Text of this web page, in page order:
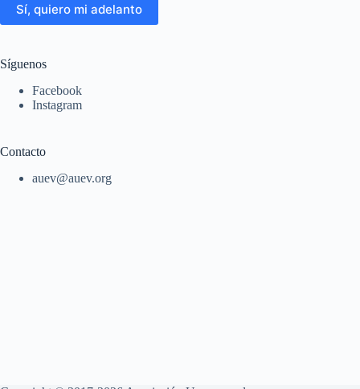
Sí, quiero mi adelanto
Síguenos
Facebook
Instagram
Contacto
auev@auev.org